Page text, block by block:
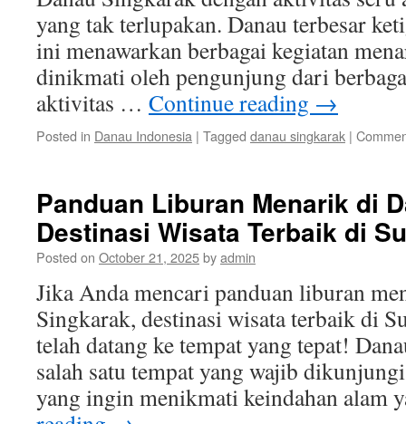
yang tak terlupakan. Danau terbesar
ini menawarkan berbagai kegiatan
dinikmati oleh pengunjung dari
aktivitas … Continue reading →
Posted in Danau Indonesia | Tagged danau singkarak |
Panduan Liburan Menarik di
Destinasi Wisata Terbaik di
Posted on October 21, 2025byadmin
Jika Anda mencari panduan liburan
Singkarak, destinasi wisata terbaik di
telah datang ke tempat yang tepat!
salah satu tempat yang wajib
yang ingin menikmati keindahan